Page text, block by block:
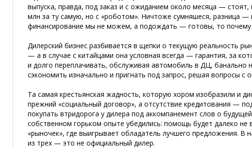
выпуска, правда, под заказ и с ожиданием около месяца —
млн за ту самую, но с «роботом». Ничтоже сумняшеся, разница —
финансирование мы не можем, а подождать — готовы, то почему
Дилерский бизнес разбивается в щепки о текущую реальность
— а в случае с китайцами она условная всегда — гарантия, за
и долго переплачивать, обслуживая автомобиль в ДЦ, банально
сэкономить изначально и пригнать под запрос, решая вопросы
Та самая крестьянская жадность, которую хором изобразили и
прежний «социальный договор», а отсутствие кредитования —
покупать втридорога у дилера под аккомпанемент слов о
собственном горьком опыте убедились: помощь будет далеко не
«рыночек», где выигрывает обладатель лучшего предложения.
из трех — это не официальный дилер.